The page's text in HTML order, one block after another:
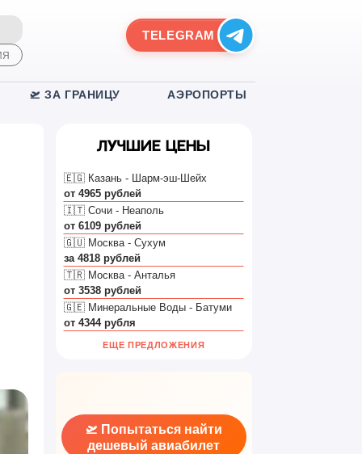
TELEGRAM
🛫 ЗА ГРАНИЦУ АЭРОПОРТЫ
Лучшие цены
🇪🇬 Казань - Шарм-эш-Шейх
от 4965 рублей
🇮🇹 Сочи - Неаполь
от 6109 рублей
🇬🇺 Москва - Сухум
за 4818 рублей
🇹🇷 Москва - Анталья
от 3538 рублей
🇬🇪 Минеральные Воды - Батуми
от 4344 рубля
ЕЩЕ ПРЕДЛОЖЕНИЯ
🛫 Попытаться найти
дешевый авиабилет